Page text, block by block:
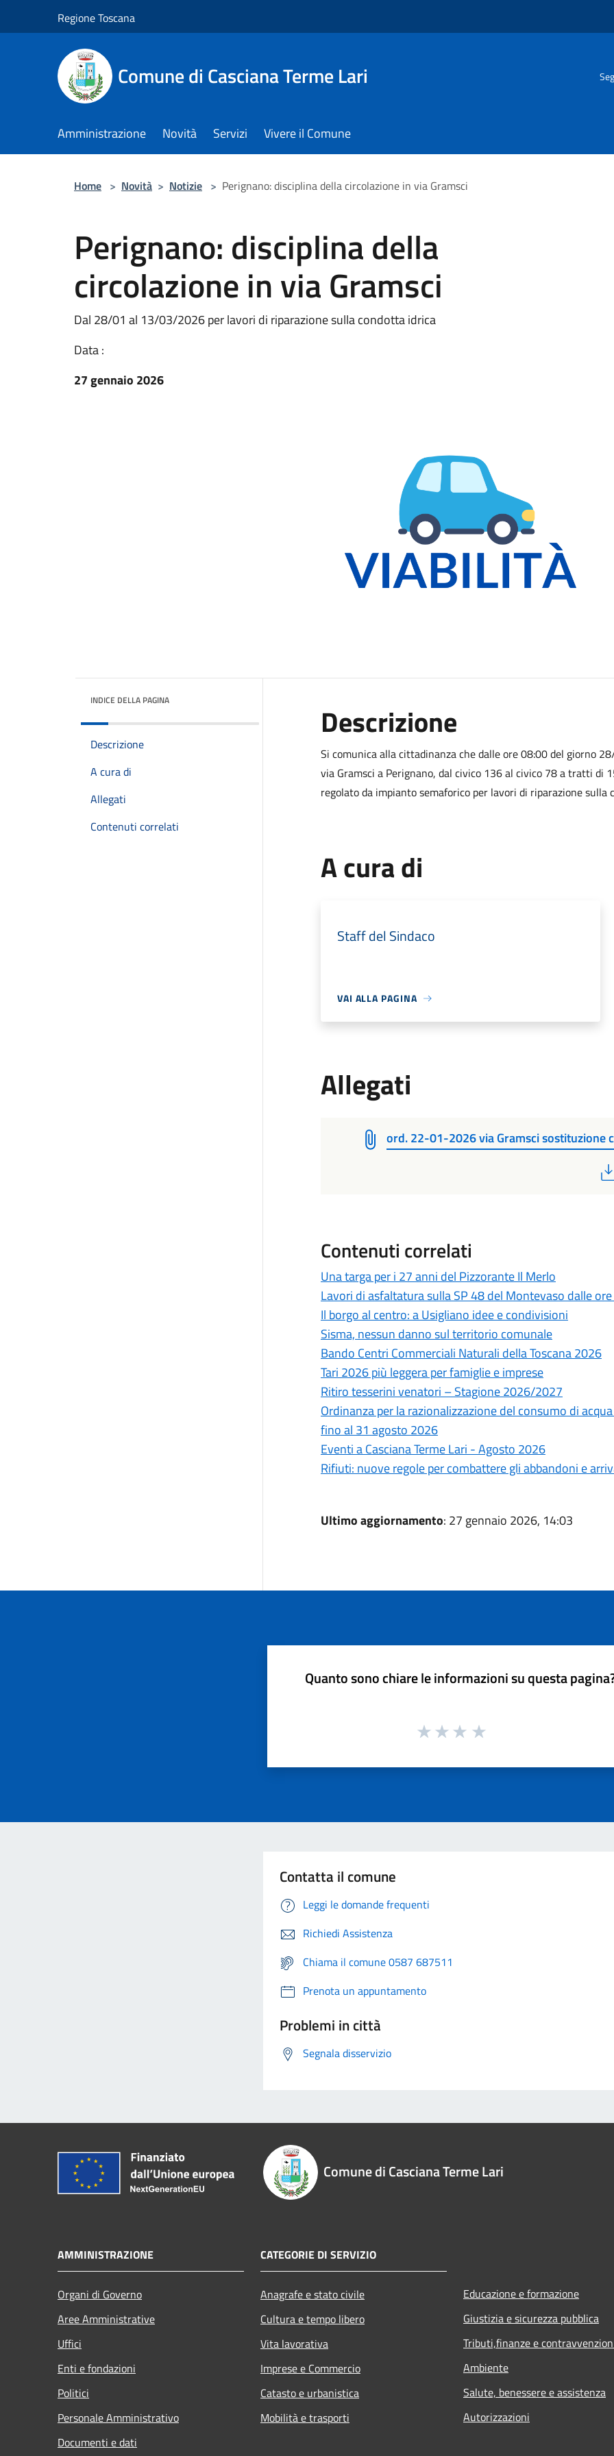
Regione Toscana
Comune di Casciana Terme Lari
Amministrazione Novità Servizi Vivere il Comune
Home > Novità > Notizie > Perignano: disciplina della circolazione in via Gramsci
Perignano: disciplina della
circolazione in via Gramsci
Dal 28/01 al 13/03/2026 per lavori di riparazione sulla condotta idrica
Data :
27 gennaio 2026
INDICE DELLA PAGINA
Descrizione
A cura di
Allegati
Contenuti correlati
Descrizione
Si comunica alla cittadinanza che dalle ore 08:00 del giorno
via Gramsci a Perignano, dal civico 136 al civico 78 a tratti
regolato da impianto semaforico per lavori di riparazione sulla
A cura di
Staff del Sindaco
VAI ALLA PAGINA
Allegati
ord. 22-01-2026 via Gramsci sostituzione
Contenuti correlati
Una targa per i 27 anni del Pizzorante Il Merlo
Lavori di asfaltatura sulla SP 48 del Montevaso dalle
Il borgo al centro: a Usigliano idee e condivisioni
Sisma, nessun danno sul territorio comunale
Bando Centri Commerciali Naturali della Toscana 2026
Tari 2026 più leggera per famiglie e imprese
Ritiro tesserini venatori – Stagione 2026/2027
Ordinanza per la razionalizzazione del consumo di
fino al 31 agosto 2026
Eventi a Casciana Terme Lari - Agosto 2026
Rifiuti: nuove regole per combattere gli abbandoni e
Ultimo aggiornamento: 27 gennaio 2026, 14:03
Quanto sono chiare le informazioni su questa
Contatta il comune
Leggi le domande frequenti
Richiedi Assistenza
Chiama il comune 0587 687511
Prenota un appuntamento
Problemi in città
Segnala disservizio
Comune di Casciana Terme Lari
AMMINISTRAZIONE
Organi di Governo
Aree Amministrative
Uffici
Enti e fondazioni
Politici
Personale Amministrativo
Documenti e dati
CATEGORIE DI SERVIZIO
Anagrafe e stato civile
Cultura e tempo libero
Vita lavorativa
Imprese e Commercio
Catasto e urbanistica
Mobilità e trasporti
Educazione e formazione
Giustizia e sicurezza pubblica
Tributi,finanze e
Ambiente
Salute, benessere e assistenza
Autorizzazioni